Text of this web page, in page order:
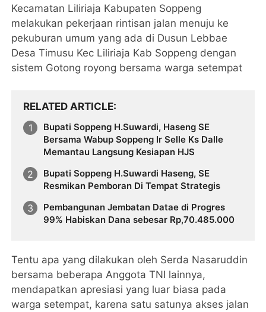
Kecamatan Liliriaja Kabupaten Soppeng
melakukan pekerjaan rintisan jalan menuju ke
pekuburan umum yang ada di Dusun Lebbae
Desa Timusu Kec Liliriaja Kab Soppeng dengan
sistem Gotong royong bersama warga setempat
RELATED ARTICLE
Bupati Soppeng H.Suwardi, Haseng SE
Bersama Wabup Soppeng Ir Selle Ks Dalle
Memantau Langsung Kesiapan HJS
Bupati Soppeng H.Suwardi Haseng, SE
Resmikan Pemboran Di Tempat Strategis
Pembangunan Jembatan Datae di Progres
99% Habiskan Dana sebesar Rp,70.485.000
Tentu apa yang dilakukan oleh Serda Nasaruddin
bersama beberapa Anggota TNI lainnya,
mendapatkan apresiasi yang luar biasa pada
warga setempat, karena satu satunya akses jalan